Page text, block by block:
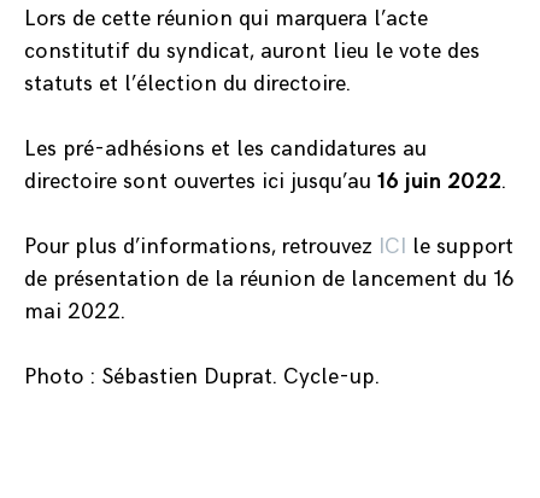
Lors de cette réunion qui marquera l’acte
constitutif du syndicat, auront lieu le vote des
statuts et l’élection du directoire.
Les pré-adhésions et les candidatures au
directoire sont ouvertes ici jusqu’au 16 juin 2022.
Pour plus d’informations, retrouvez ICI le support
de présentation de la réunion de lancement du 16
mai 2022.
Photo : Sébastien Duprat. Cycle-up.